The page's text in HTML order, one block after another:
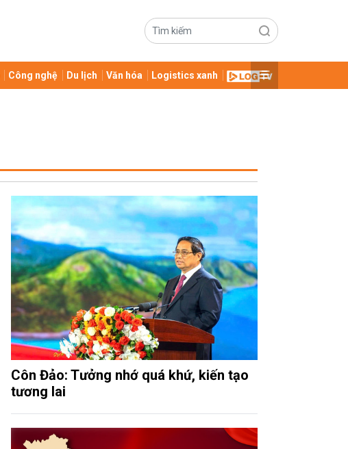
Công nghệ Du lịch Văn hóa Logistics xanh
Côn Đảo: Tưởng nhớ quá khứ, kiến tạo
tương lai